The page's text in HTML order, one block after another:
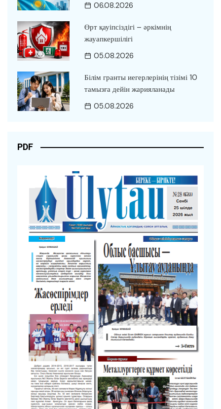
06.08.2026
Өрт қауіпсіздігі – әркімнің
жауапкершілігі
05.08.2026
Білім гранты иегерлерінің тізімі 10
тамызға дейін жарияланады
05.08.2026
PDF